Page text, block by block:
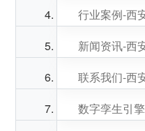
数字孪生引擎